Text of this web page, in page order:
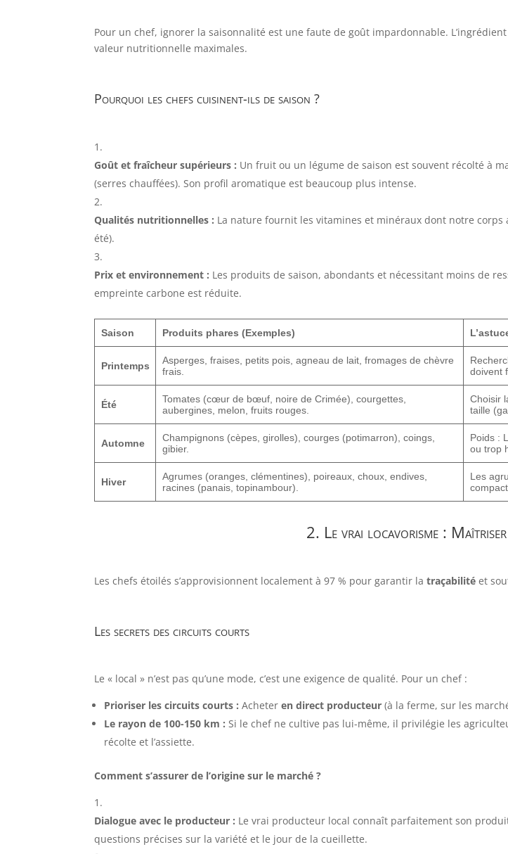
Pour un chef, ignorer la saisonnalité est une faute de goût impardonnable.
valeur nutritionnelle maximales.
Pourquoi les chefs cuisinent-ils de saison ?
Goût et fraîcheur supérieurs : Un fruit ou un légume de saison est souvent récolté à
(serres chauffées). Son profil aromatique est beaucoup plus intense.
Qualités nutritionnelles : La nature fournit les vitamines et minéraux dont notre
été).
Prix et environnement : Les produits de saison, abondants et nécessitant moins de
empreinte carbone est réduite.
Saison Produits phares (Exemples)
Printemps
Asperges, fraises, petits pois, agneau de lait, fromages de chèvre
frais.
doivent
Été
Tomates (cœur de bœuf, noire de Crimée), courgettes,
aubergines, melon, fruits rouges.
Choisir
taille
Automne
Champignons (cèpes, girolles), courges (potimarron), coings,
gibier.
Poids :
ou trop
Hiver
Agrumes (oranges, clémentines), poireaux, choux, endives,
racines (panais, topinambour).
Les
2. Le vrai locavorisme :
Les chefs étoilés s’approvisionnent localement à 97 % pour garantir latraçabilité et
Les secrets des circuits courts
Le « local » n’est pas qu’une mode, c’est une exigence de qualité. Pour un chef :
Prioriser les circuits courts : Acheteren direct producteur (à la ferme, sur les
Le rayon de 100-150 km : Si le chef ne cultive pas lui-même, il privilégie les
récolte et l’assiette.
Comment s’assurer de l’origine sur le marché ?
Dialogue avec le producteur : Le vrai producteur local connaît parfaitement son
questions précises sur la variété et le jour de la cueillette.